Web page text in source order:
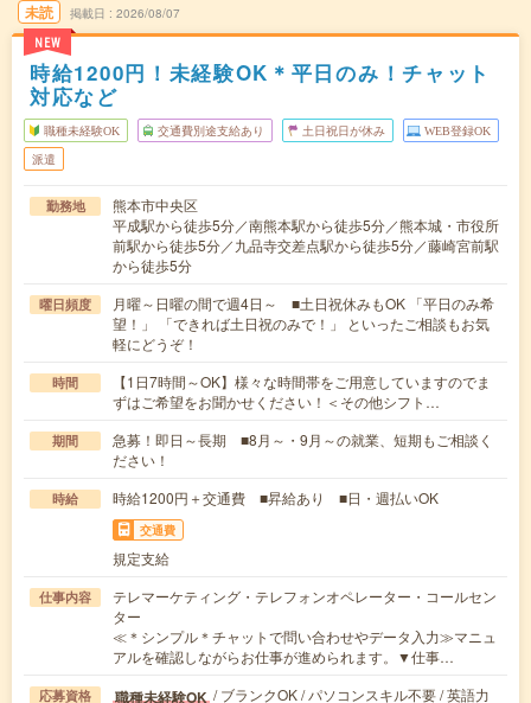
未読
NEW
掲載日 2026/08/07
時給1200円！未経験OK＊平日のみ！チャット
対応など
職種未経験OK 交通費別途支給あり 土日祝日が休み WEB登録OK
派遣
勤務地
熊本市中央区
平成駅から徒歩5分／南熊本駅から徒歩5分／熊本城・市役所
前駅から徒歩5分／九品寺交差点駅から徒歩5分／藤崎宮前駅
から徒歩5分
曜日頻度
月曜～日曜の間で週4日～ ■土日祝休みもOK 「平日のみ希
望！」 「できれば土日祝のみで！」 といったご相談もお気
軽にどうぞ！
時間
【1日7時間～OK】様々な時間帯をご用意していますのでま
ずはご希望をお聞かせください！＜その他シフト…
期間
急募！即日～長期 ■8月～・9月～の就業、短期もご相談く
ださい！
時給 時給1200円＋交通費 ■昇給あり ■日・週払いOK
交通費
規定支給
仕事内容
テレマーケティング・テレフォンオペレーター・コールセン
ター
≪＊シンプル＊チャットで問い合わせやデータ入力≫マニュ
アルを確認しながらお仕事が進められます。▼仕事…
応募資格 職種未経験OK / ブランクOK / パソコンスキル不要 / 英語力